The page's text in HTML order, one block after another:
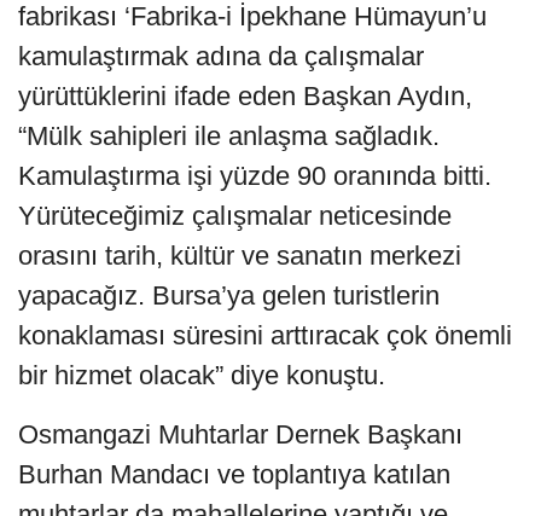
fabrikası ‘Fabrika-i İpekhane Hümayun’u
kamulaştırmak adına da çalışmalar
yürüttüklerini ifade eden Başkan Aydın,
“Mülk sahipleri ile anlaşma sağladık.
Kamulaştırma işi yüzde 90 oranında bitti.
Yürüteceğimiz çalışmalar neticesinde
orasını tarih, kültür ve sanatın merkezi
yapacağız. Bursa’ya gelen turistlerin
konaklaması süresini arttıracak çok önemli
bir hizmet olacak” diye konuştu.
Osmangazi Muhtarlar Dernek Başkanı
Burhan Mandacı ve toplantıya katılan